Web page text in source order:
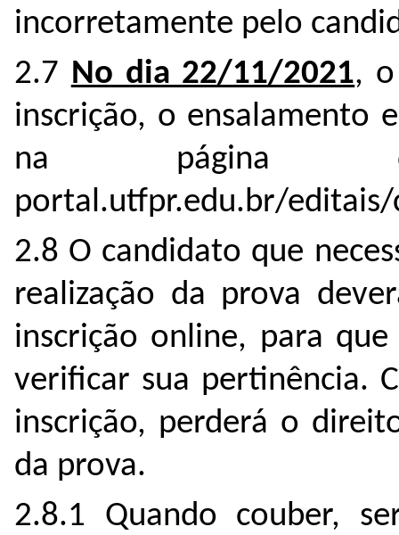
incorretamente pelo
2.7 No dia 22/11/2021,
inscrição, o ensalamento
na página
portal.utfpr.edu.br/editais/
2.8 O candidato que
realização da prova
inscrição online, para que
verificar sua pertinência.
inscrição, perderá o
da prova.
2.8.1 Quando couber,